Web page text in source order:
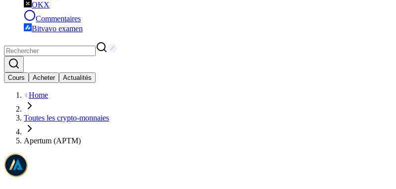
OKX
Commentaires
Bitvavo examen
Cours Acheter Actualités
Home
Toutes les crypto-monnaies
Apertum (APTM)